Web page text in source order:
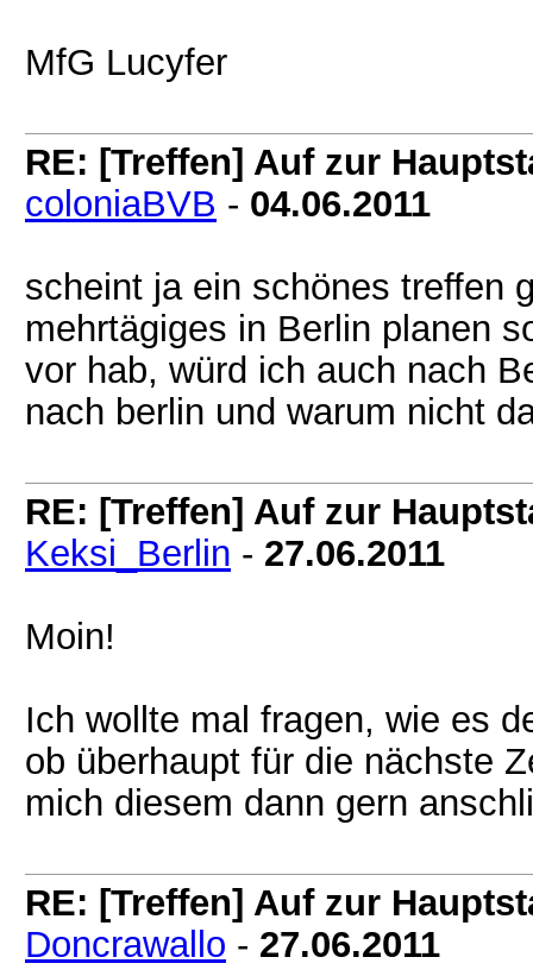
MfG Lucyfer
RE: [Treffen] Auf zur
coloniaBVB - 04.06.2011
scheint ja ein schönes treffen
mehrtägiges in Berlin planen
vor hab, würd ich auch nach
nach berlin und warum nicht
RE: [Treffen] Auf zur
Keksi_Berlin - 27.06.2011
Moin!
Ich wollte mal fragen, wie es
ob überhaupt für die nächste
mich diesem dann gern
RE: [Treffen] Auf zur
Doncrawallo - 27.06.2011